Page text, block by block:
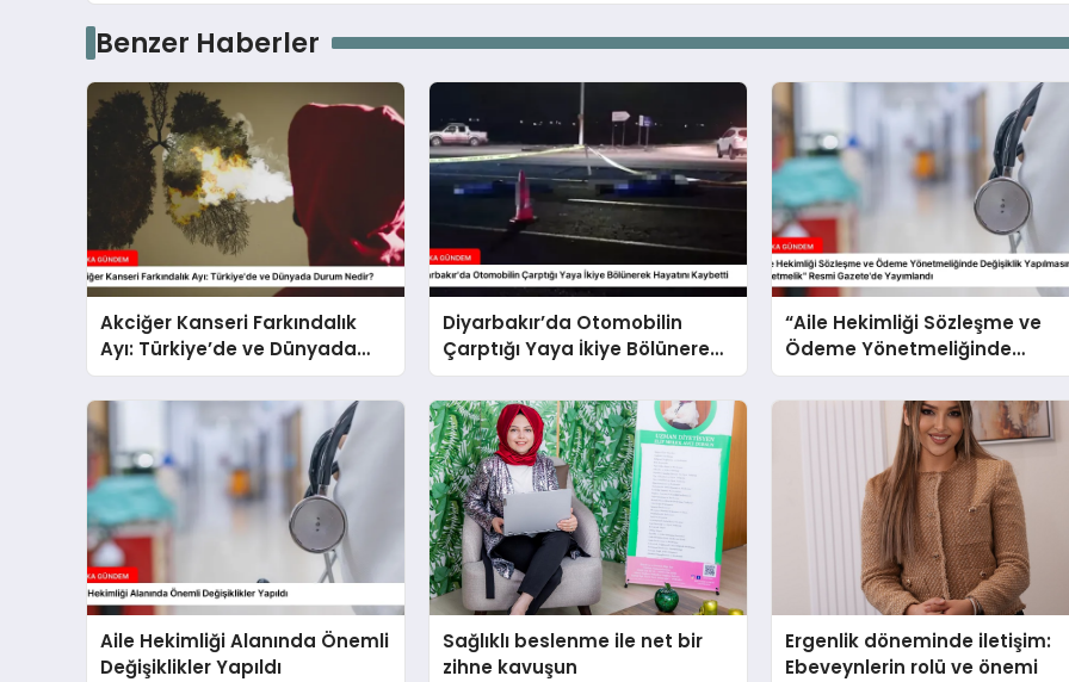
Benzer Haberler
Akciğer Kanseri Farkındalık
Ayı: Türkiye’de ve Dünyada
Durum Nedir?
Diyarbakır’da Otomobilin
Çarptığı Yaya İkiye Bölünerek
Hayatını Kaybetti
“Aile Hekimliği Sözleşme ve
Ödeme Yönetmeliğinde
Değişiklik Yapılmasına Dair
Yönetmelik” Resmi Gazete’de
Aile Hekimliği Alanında Önemli
Değişiklikler Yapıldı
Sağlıklı beslenme ile net bir
zihne kavuşun
Ergenlik döneminde iletişim:
Ebeveynlerin rolü ve önemi